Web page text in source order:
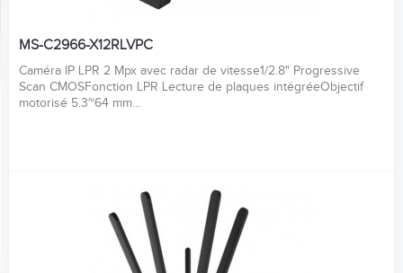
MS-C2966-X12RLVPC
Caméra IP LPR 2 Mpx avec radar de vitesse1/2.8" Progressive
Scan CMOSFonction LPR Lecture de plaques intégréeObjectif
motorisé 5.3~64 mm...